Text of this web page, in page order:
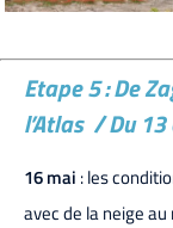
Etape 5 : De
l’Atlas / Du
16 mai : les
avec de la neige